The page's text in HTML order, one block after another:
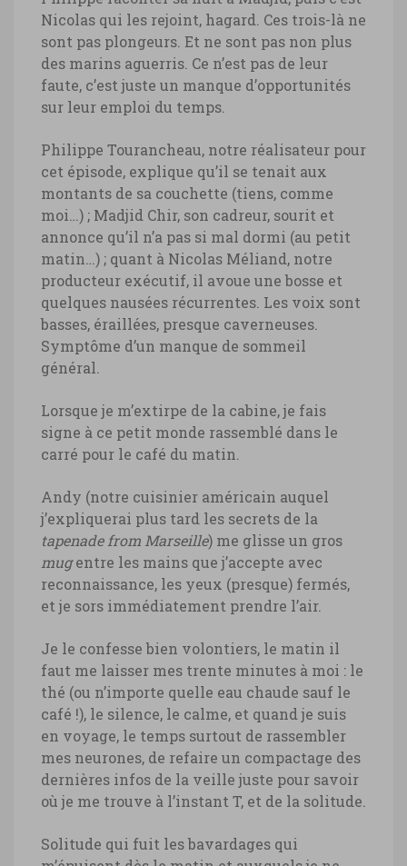
Nicolas qui les rejoint, hagard. Ces trois-là ne
sont pas plongeurs. Et ne sont pas non plus
des marins aguerris. Ce n’est pas de leur
faute, c’est juste un manque d’opportunités
sur leur emploi du temps.
Philippe Tourancheau, notre réalisateur pour
cet épisode, explique qu’il se tenait aux
montants de sa couchette (tiens, comme
moi…) ; Madjid Chir, son cadreur, sourit et
annonce qu’il n’a pas si mal dormi (au petit
matin…) ; quant à Nicolas Méliand, notre
producteur exécutif, il avoue une bosse et
quelques nausées récurrentes. Les voix sont
basses, éraillées, presque caverneuses.
Symptôme d’un manque de sommeil
général.
Lorsque je m’extirpe de la cabine, je fais
signe à ce petit monde rassemblé dans le
carré pour le café du matin.
Andy (notre cuisinier américain auquel
j’expliquerai plus tard les secrets de la
tapenade from Marseille) me glisse un gros
mugentre les mains que j’accepte avec
reconnaissance, les yeux (presque) fermés,
et je sors immédiatement prendre l’air.
Je le confesse bien volontiers, le matin il
faut me laisser mes trente minutes à moi : le
thé (ou n’importe quelle eau chaude sauf le
café !), le silence, le calme, et quand je suis
en voyage, le temps surtout de rassembler
mes neurones, de refaire un compactage des
dernières infos de la veille juste pour savoir
où je me trouve à l’instant T, et de la solitude.
Solitude qui fuit les bavardages qui